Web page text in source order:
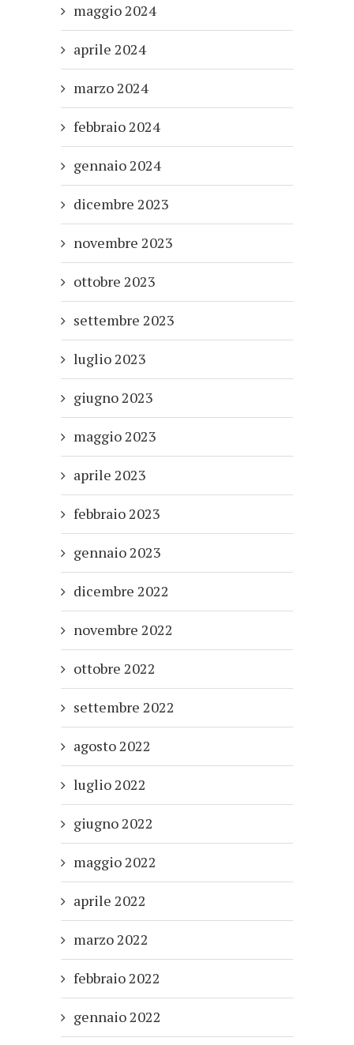
maggio 2024
aprile 2024
marzo 2024
febbraio 2024
gennaio 2024
dicembre 2023
novembre 2023
ottobre 2023
settembre 2023
luglio 2023
giugno 2023
maggio 2023
aprile 2023
febbraio 2023
gennaio 2023
dicembre 2022
novembre 2022
ottobre 2022
settembre 2022
agosto 2022
luglio 2022
giugno 2022
maggio 2022
aprile 2022
marzo 2022
febbraio 2022
gennaio 2022